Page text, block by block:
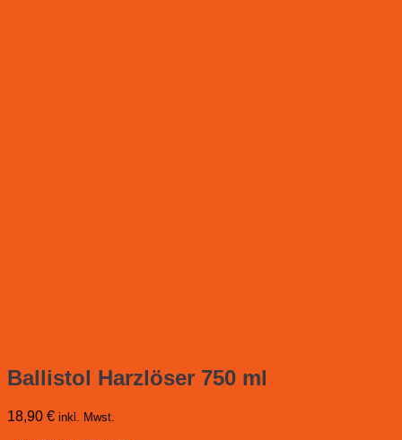
Ballistol Harzlöser 750 ml
18,90 € inkl. Mwst.